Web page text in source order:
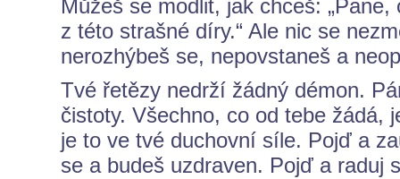
Můžeš se modlit, jak chceš:
z této strašné díry.“ Ale nic se
nerozhýbeš se, nepovstaneš a
Tvé řetězy nedrží žádný démon.
čistoty. Všechno, co od tebe žádá,
je to ve tvé duchovní síle. Pojď a
se a budeš uzdraven. Pojď a raduj